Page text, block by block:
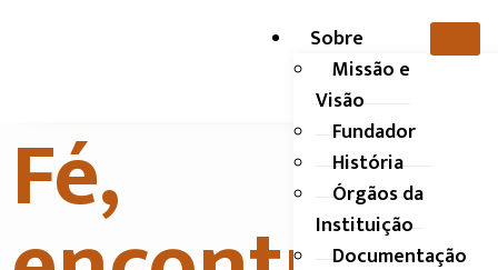
Sobre
Missão e
Visão
Fundador
História
Órgãos da
Instituição
Documentação
Fé,